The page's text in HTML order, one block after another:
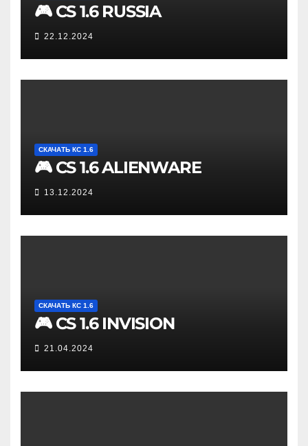
🎮 CS 1.6 RUSSIA
22.12.2024
СКАЧАТЬ КС 1.6
🎮 CS 1.6 ALIENWARE
13.12.2024
СКАЧАТЬ КС 1.6
🎮 CS 1.6 INVISION
21.04.2024